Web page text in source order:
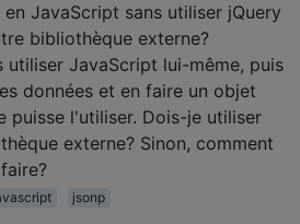
en JavaScript sans utiliser jQuery
bibliothèque externe?
utiliser JavaScript lui-même, puis
données et en faire un objet
puisse l'utiliser. Dois-je utiliser
externe? Sinon, comment
jsonp